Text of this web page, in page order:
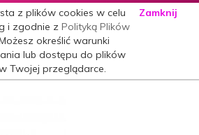
z plików cookies w celu
i zgodnie zPolityką Plików
określić warunki
lub dostępu do plików
Twojej przeglądarce.
Zamknij